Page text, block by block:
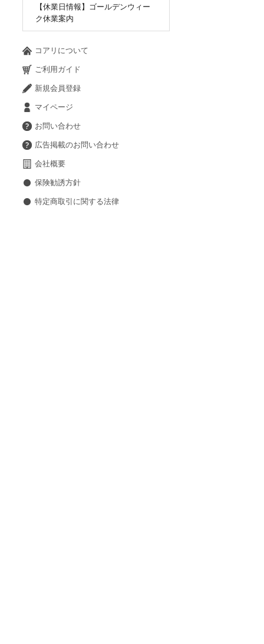
【休業日情報】ゴールデンウィー
ク休業案内
コアリについて
ご利用ガイド
新規会員登録
マイページ
お問い合わせ
広告掲載のお問い合わせ
会社概要
保険勧誘方針
特定商取引に関する法律